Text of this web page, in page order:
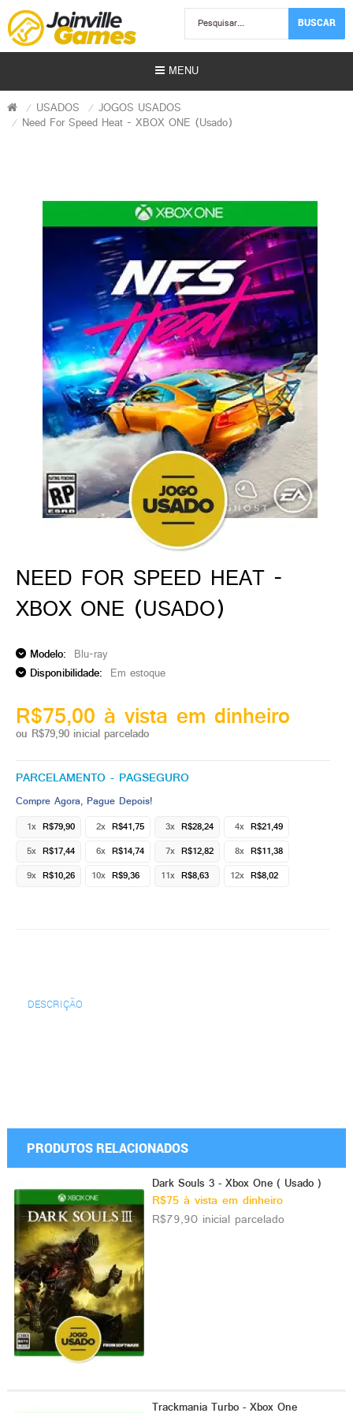
| Gift Card)
gamer)
BUSCAR
MENU
USADOS
JOGOS USADOS
Need For Speed Heat - XBOX ONE (Usado)
NEED FOR SPEED HEAT -
XBOX ONE (USADO)
Modelo: Blu-ray
Disponibilidade: Em estoque
R$75,00 à vista em dinheiro
ou R$79,90 inicial parcelado
PARCELAMENTO - PAGSEGURO
Compre Agora, Pague Depois!
1x R$79,90 2x R$41,75 3x R$28,24 4x R$21,49
5x R$17,44 6x R$14,74 7x R$12,82 8x R$11,38
9x R$10,26 10x R$9,36 11x R$8,63 12x R$8,02
DESCRIÇÃO
PRODUTOS RELACIONADOS
Dark Souls 3 - Xbox One ( Usado )
R$75 à vista em dinheiro
R$79,90 inicial parcelado
Trackmania Turbo - Xbox One